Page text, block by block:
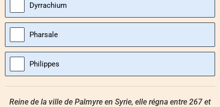
Dyrrachium
Pharsale
Philippes
Reine de la ville de Palmyre en Syrie, elle régna entre 267 et